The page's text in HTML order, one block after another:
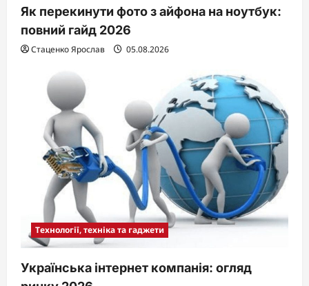
Як перекинути фото з айфона на ноутбук:
повний гайд 2026
Стаценко Ярослав 05.08.2026
Технології, техніка та гаджети
Українська інтернет компанія: огляд